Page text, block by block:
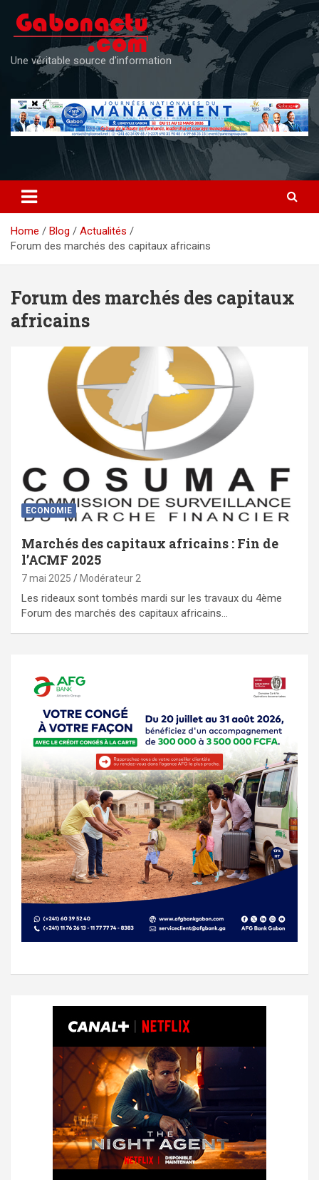
content
Une véritable source d'information
Home Blog
Actualités
Forum des marchés des capitaux africains
Forum des marchés des capitaux
africains
ECONOMIE
Marchés des capitaux africains : Fin de
l’ACMF 2025
7 mai 2025 Modérateur 2
Les rideaux sont tombés mardi sur les travaux du 4ème
Forum des marchés des capitaux africains…